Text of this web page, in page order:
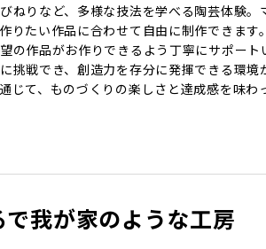
ねりなど、多様な技法を学べる陶芸体験。
りたい作品に合わせて自由に制作できます
の作品がお作りできるよう丁寧にサポート
挑戦でき、創造力を存分に発揮できる環境
じて、ものづくりの楽しさと達成感を味わ
で我が家のような工房